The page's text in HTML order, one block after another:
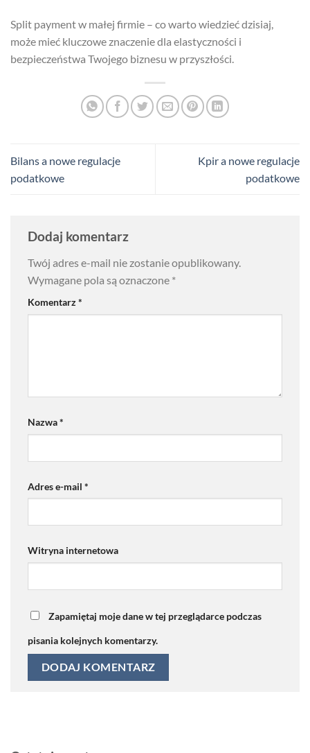
Split payment w małej firmie – co warto wiedzieć dzisiaj,
może mieć kluczowe znaczenie dla elastyczności i
bezpieczeństwa Twojego biznesu w przyszłości.
Bilans a nowe regulacje
podatkowe
Kpir a nowe regulacje
podatkowe
Dodaj komentarz
Twój adres e-mail nie zostanie opublikowany.
Wymagane pola są oznaczone *
Komentarz*
Nazwa*
Adres e-mail *
Witryna internetowa
Zapamiętaj moje dane w tej przeglądarce podczas
pisania kolejnych komentarzy.